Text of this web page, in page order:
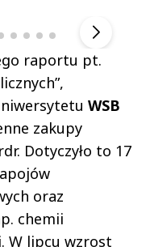
raportu pt.
WSB
zakupy
Dotyczyło to 17
oraz
chemii
W lipcu wzrost